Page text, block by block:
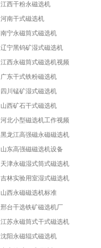
江西干粉永磁选机
河南干式磁选机
南宁永磁筒式磁选机
辽宁黑钨矿湿式磁选机
江西永磁筒式磁选机视频
广东干式铁粉磁选机
四川锰矿湿式磁选机
山西矿石干式磁选机
河北小型磁选机工作视频
黑龙江高强磁永磁磁选机
山东高强磁磁选机设备
天津永磁湿式筒式磁选机
吉林实验用室湿式磁选机
山西永磁磁选机标准
邢台干选铁矿磁选机厂
江苏永磁筒式干式磁选机
沈阳永磁辊式磁选机